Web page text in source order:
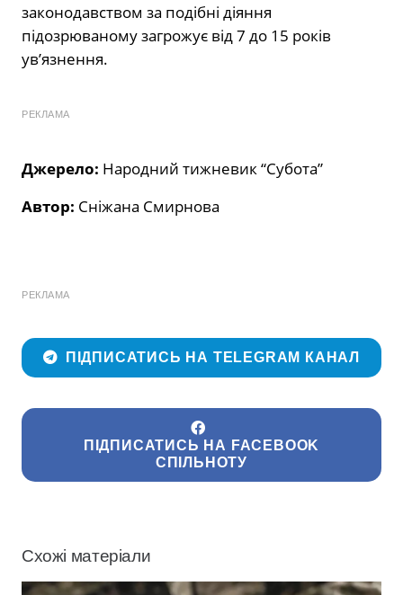
законодавством за подібні діяння
підозрюваному загрожує від 7 до 15 років
ув’язнення.
РЕКЛАМА
Джерело: Народний тижневик “Субота”
Автор: Сніжана Смирнова
РЕКЛАМА
ПІДПИСАТИСЬ НА TELEGRAM КАНАЛ
ПІДПИСАТИСЬ НА FACEBOOK
СПІЛЬНОТУ
Схожі матеріали